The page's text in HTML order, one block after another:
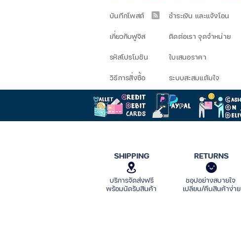
บันทึกโพสต์
เกี่ยวกับฟูจิส
รหัสโปรโมชัน
ชำระเงิน และแจ้งโอน
ติดต่อเรา จุดจำหน่าย
ใบเสนอราคา
วิธีการสั่งซื้อ ระบบสะสมแต้มใจ
SHIPPING
บริการจัดส่งฟรี
พร้อมนัดรับสินค้า
RETURNS
ชอปอย่างสบายใจ
เปลี่ยน/คืนสินค้าง่าย